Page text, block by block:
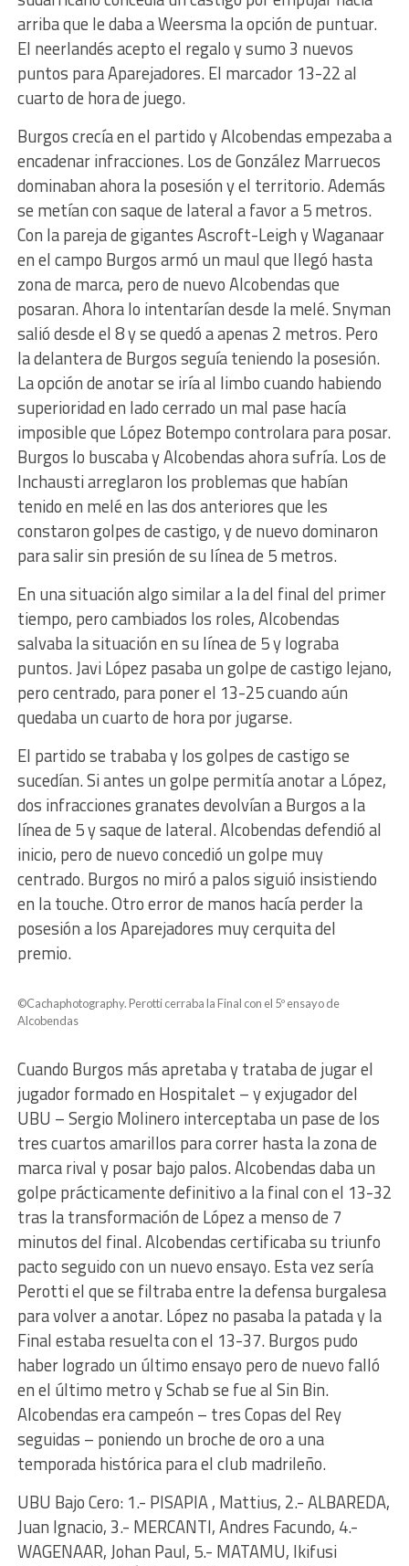
arriba que le daba a Weersma la opción de puntuar.
El neerlandés acepto el regalo y sumo 3 nuevos
puntos para Aparejadores. El marcador 13-22 al
cuarto de hora de juego.
Burgos crecía en el partido y Alcobendas empezaba a
encadenar infracciones. Los de González Marruecos
dominaban ahora la posesión y el territorio. Además
se metían con saque de lateral a favor a 5 metros.
Con la pareja de gigantes Ascroft-Leigh y Waganaar
en el campo Burgos armó un maul que llegó hasta
zona de marca, pero de nuevo Alcobendas que
posaran. Ahora lo intentarían desde la melé. Snyman
salió desde el 8 y se quedó a apenas 2 metros. Pero
la delantera de Burgos seguía teniendo la posesión.
La opción de anotar se iría al limbo cuando habiendo
superioridad en lado cerrado un mal pase hacía
imposible que López Botempo controlara para posar.
Burgos lo buscaba y Alcobendas ahora sufría. Los de
Inchausti arreglaron los problemas que habían
tenido en melé en las dos anteriores que les
constaron golpes de castigo, y de nuevo dominaron
para salir sin presión de su línea de 5 metros.
En una situación algo similar a la del final del primer
tiempo, pero cambiados los roles, Alcobendas
salvaba la situación en su línea de 5 y lograba
puntos. Javi López pasaba un golpe de castigo lejano,
pero centrado, para poner el 13-25 cuando aún
quedaba un cuarto de hora por jugarse.
El partido se trababa y los golpes de castigo se
sucedían. Si antes un golpe permitía anotar a López,
dos infracciones granates devolvían a Burgos a la
línea de 5 y saque de lateral. Alcobendas defendió al
inicio, pero de nuevo concedió un golpe muy
centrado. Burgos no miró a palos siguió insistiendo
en la touche. Otro error de manos hacía perder la
posesión a los Aparejadores muy cerquita del
premio.
©Cachaphotography. Perotti cerraba la Final con el 5º ensayo de
Alcobendas
Cuando Burgos más apretaba y trataba de jugar el
jugador formado en Hospitalet – y exjugador del
UBU – Sergio Molinero interceptaba un pase de los
tres cuartos amarillos para correr hasta la zona de
marca rival y posar bajo palos. Alcobendas daba un
golpe prácticamente definitivo a la final con el 13-32
tras la transformación de López a menso de 7
minutos del final. Alcobendas certificaba su triunfo
pacto seguido con un nuevo ensayo. Esta vez sería
Perotti el que se filtraba entre la defensa burgalesa
para volver a anotar. López no pasaba la patada y la
Final estaba resuelta con el 13-37. Burgos pudo
haber logrado un último ensayo pero de nuevo falló
en el último metro y Schab se fue al Sin Bin.
Alcobendas era campeón – tres Copas del Rey
seguidas – poniendo un broche de oro a una
temporada histórica para el club madrileño.
UBU Bajo Cero: 1.- PISAPIA , Mattius, 2.- ALBAREDA,
Juan Ignacio, 3.- MERCANTI, Andres Facundo, 4.-
WAGENAAR, Johan Paul, 5.- MATAMU, Ikifusi